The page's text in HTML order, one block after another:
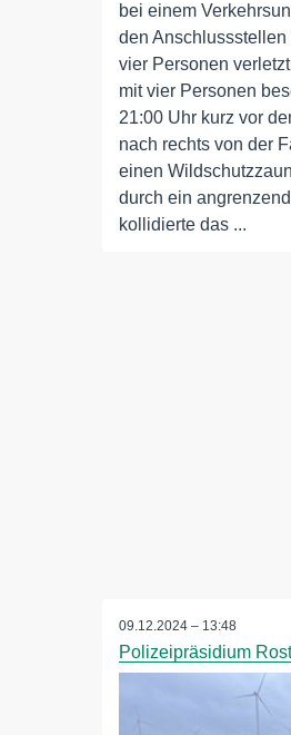
bei einem
den
vier Personen
mit vier Personen
21:00 Uhr kurz vor
nach rechts von der
einen
durch ein
kollidierte das ...
09.12.2024 – 13:48
Polizeipräsidium